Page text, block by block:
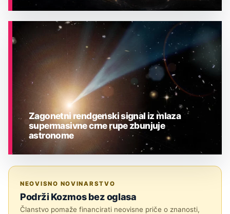
Zagonetni rendgenski signal iz mlaza
supermasivne crne rupe zbunjuje
astronome
NEOVISNO NOVINARSTVO
Podrži Kozmos bez oglasa
Članstvo pomaže financirati neovisne priče o znanosti,